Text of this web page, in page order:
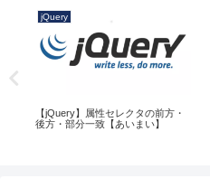
jQuery
【jQuery】属性セレクタの前方・
後方・部分一致【あいまい】